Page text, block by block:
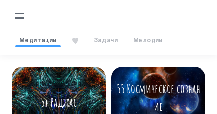
Медитации Задачи Мелодии
54 Раджас
55 Космическое сознан
ие